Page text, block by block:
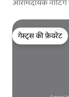
आरामदायक नॉटिंग
गेस्ट्स की फ़ेवरेट
गेस्ट्स की फ़ेवरेट